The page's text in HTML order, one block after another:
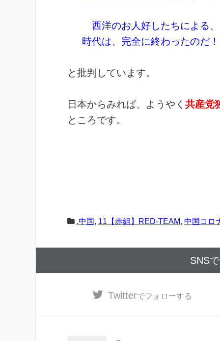
西洋のお人好したちによる
時代は、完全に終わったのだ
と批判しています。
日本からみれば、ようやく 共産党
ところです。
.中国, 11【赤組】RED-TEAM, 中国コロ
SNS
Twitterでフォローする